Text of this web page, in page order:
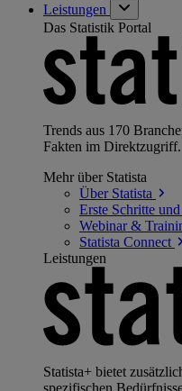
Leistungen
Das Statistik Portal
Trends aus 170
Fakten im Direktzugriff.
Mehr über Statista
Über Statista
Erste Schritte und
Webinar &
Statista Connect
Leistungen
Statista+ bietet
spezifischen